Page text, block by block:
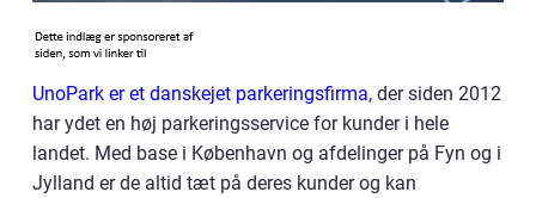
UnoPark er et danskejet parkeringsfirma, der siden 2012
har ydet en høj parkeringsservice for kunder i hele
landet. Med base i København og afdelinger på Fyn og i
Jylland er de altid tæt på deres kunder og kan